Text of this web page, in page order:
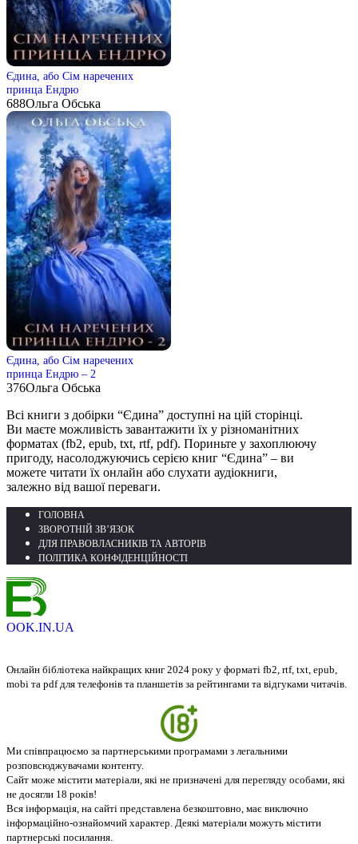
Єдина, або Сім наречених
принца Ендрю
688Ольга Обська
Єдина, або Сім наречених
принца Ендрю – 2
376Ольга Обська
Всі книги з добірки “Єдина” доступні на цій сторінці.
Ви маєте можливість завантажити їх у різноманітних
форматах (fb2, epub, txt, rtf, pdf). Пориньте у захоплюючу
пригоду, насолоджуючись серією книг “Єдина” – ви
можете читати їх онлайн або слухати аудіокниги,
залежно від вашої переваги.
ГОЛОВНА
ЗВОРОТНІЙ ЗВ’ЯЗОК
ДЛЯ ПРАВОВЛАСНИКІВ ТА АВТОРІВ
ПОЛІТИКА КОНФІДЕНЦІЙНОСТІ
OOK.IN.UA
Онлайн бібліотека найкращих книг 2024 року у форматі fb2, rtf, txt, epub,
mobi та pdf для телефонів та планшетів за рейтингами та відгуками читачів.
Ми співпрацюємо за партнерськими програмами з легальними
розповсюджувачами контенту.
Сайт може містити матеріали, які не призначені для перегляду особами, які
не досягли 18 років!
Вся інформація, на сайті представлена безкоштовно, має виключно
інформаційно-ознайомчий характер. Деякі матеріали можуть містити
партнерські посилання.